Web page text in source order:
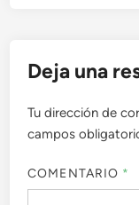
Deja una
Tu dirección de
campos
COMENTARIO *